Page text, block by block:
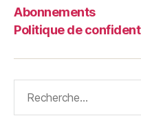
Abonnements
Politique de